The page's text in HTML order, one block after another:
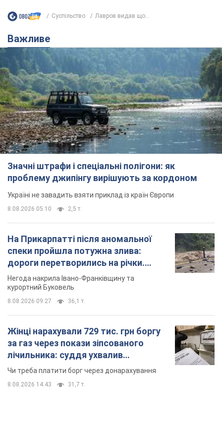
Суспільство Лавров видав що...
Важливе
Значні штрафи і спеціальні полігони: як
проблему джипінгу вирішують за кордоном
Україні не завадить взяти приклад із країн Європи
8.08.2026 05:10 2,5 т.
На Прикарпатті після аномальної
спеки пройшла потужна злива:
дороги перетворились на річки.
Відео
Негода накрила Івано-Франківщину та
курортний Буковель
8.08.2026 09:27 36,1 т.
Жінці нарахували 729 тис. грн боргу
за газ через покази зіпсованого
лічильника: суддя ухвалив
неочікуване рішення
Чи треба платити борг через донарахування
8.08.2026 14:43 31,7 т.